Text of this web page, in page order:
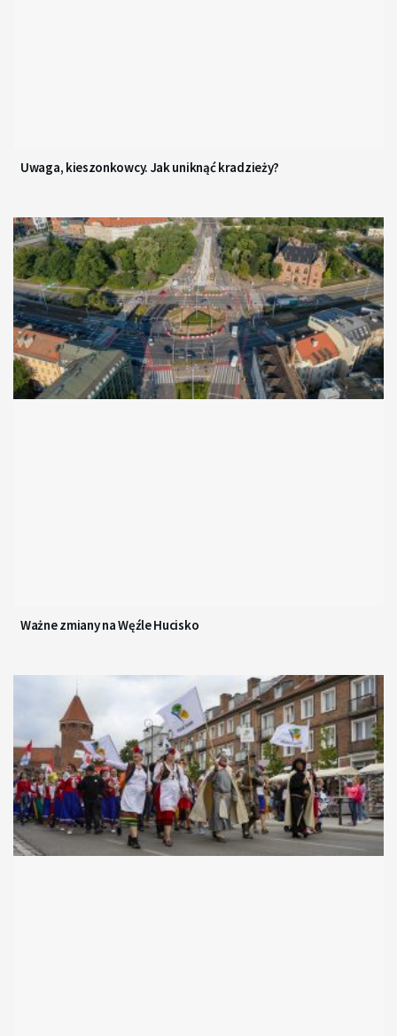
Uwaga, kieszonkowcy. Jak uniknąć kradzieży?
Ważne zmiany na Węźle Hucisko